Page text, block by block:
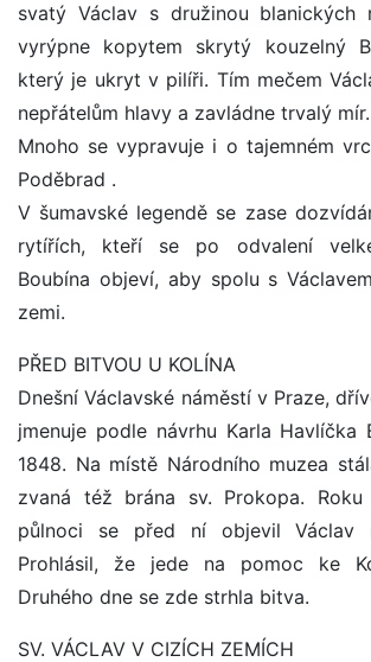
svatý Václav s družinou blanických
vyrýpne kopytem skrytý kouzelný
který je ukryt v pilíři. Tím mečem
nepřátelům hlavy a zavládne trvalý mír.
Mnoho se vypravuje i o tajemném
Poděbrad .
V šumavské legendě se zase
rytířích, kteří se po odvalení
Boubína objeví, aby spolu s
zemi.
PŘED BITVOU U KOLÍNA
Dnešní Václavské náměstí v Praze,
jmenuje podle návrhu Karla Havlíčka
1848. Na místě Národního muzea
zvaná též brána sv. Prokopa.
půlnoci se před ní objevil Václav
Prohlásil, že jede na pomoc ke
Druhého dne se zde strhla bitva.
SV. VÁCLAV V CIZÍCH ZEMÍCH